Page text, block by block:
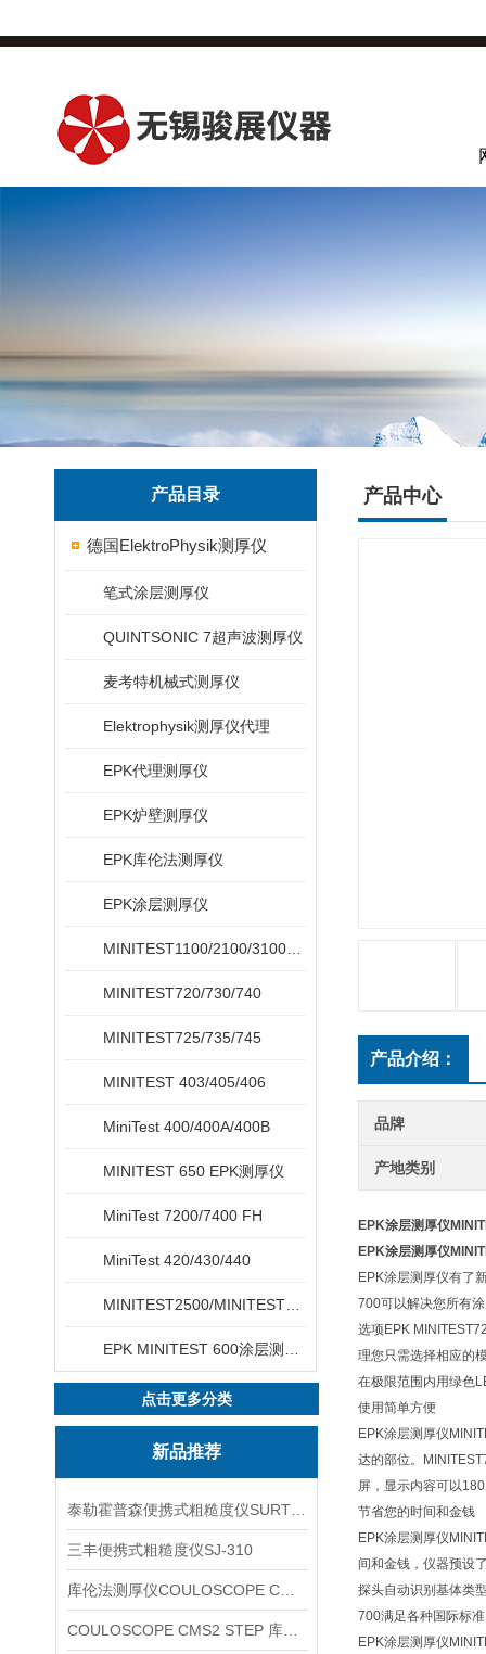
产品目录
德国ElektroPhysik测厚仪
笔式涂层测厚仪
QUINTSONIC 7超声波测厚仪
麦考特机械式测厚仪
Elektrophysik测厚仪代理
EPK代理测厚仪
EPK炉壁测厚仪
EPK库伦法测厚仪
EPK涂层测厚仪
MINITEST720/730/740
MINITEST725/735/745
MINITEST 403/405/406
MiniTest 400/400A/400B
MINITEST 650 EPK测厚仪
MiniTest 7200/7400 FH
MiniTest 420/430/440
点击更多分类
新品推荐
三丰便携式粗糙度仪SJ-310
产品中心
产品介绍：
品牌
产地类别
EPK涂层测厚仪
EPK涂层测厚仪
EPK涂层测厚仪有了
700可以解决您所有
选项EPK
理您只需选择相应的
在极限范围内用绿色
使用简单方便
EPK涂层测厚仪
达的部位。
屏，显示内容可以
节省您的时间和金钱
EPK涂层测厚仪
间和金钱，仪器预设
探头自动识别基体类
700满足各种国际标
EPK涂层测厚仪